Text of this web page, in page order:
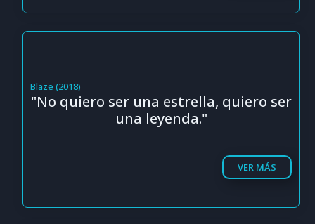
Blaze (2018)
"No quiero ser una estrella, quiero ser
una leyenda."
VER MÁS